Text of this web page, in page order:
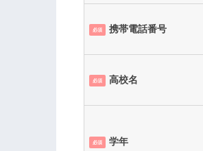
第７条 肖像権・著作権・利用権
必須 携帯電話番号
必須 高校名
必須 学年